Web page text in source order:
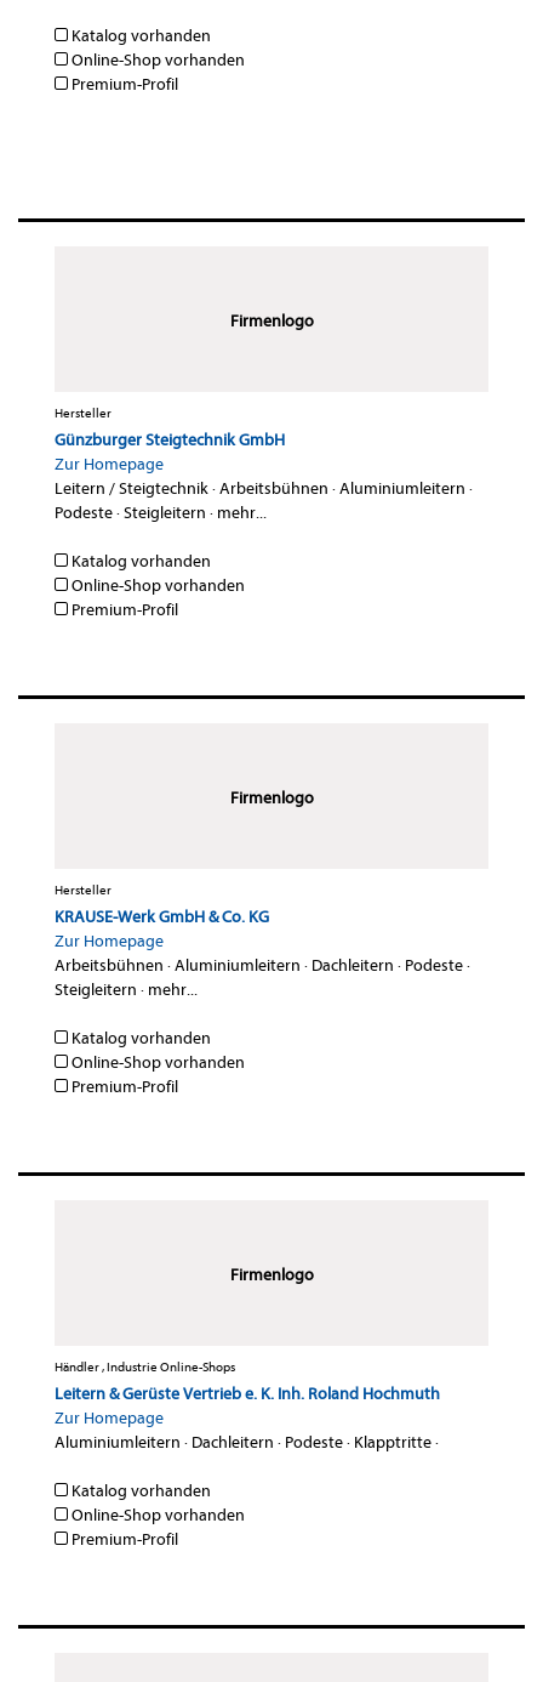
Katalog vorhanden
Online-Shop vorhanden
Premium-Profil
Firmenlogo
Hersteller
Günzburger Steigtechnik GmbH
Zur Homepage
Leitern / Steigtechnik·Arbeitsbühnen ·Aluminiumleitern ·
Podeste·Steigleitern · mehr...
Katalog vorhanden
Online-Shop vorhanden
Premium-Profil
Firmenlogo
Hersteller
KRAUSE-Werk GmbH & Co. KG
Zur Homepage
Arbeitsbühnen ·Aluminiumleitern · Dachleitern · Podeste·
Steigleitern · mehr...
Katalog vorhanden
Online-Shop vorhanden
Premium-Profil
Firmenlogo
Händler , Industrie Online-Shops
Leitern & Gerüste Vertrieb e. K. Inh. Roland Hochmuth
Zur Homepage
Aluminiumleitern · Dachleitern · Podeste· Klapptritte·
Katalog vorhanden
Online-Shop vorhanden
Premium-Profil